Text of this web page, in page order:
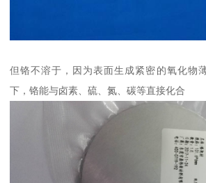
但铬不溶于，因为表面生成紧密的氧化物
下，铬能与卤素、硫、氮、碳等直接化合